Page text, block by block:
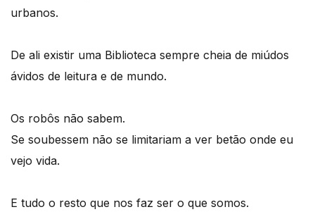
urbanos.
De ali existir uma Biblioteca sempre cheia de miúdos
ávidos de leitura e de mundo.
Os robôs não sabem.
Se soubessem não se limitariam a ver betão onde eu
vejo vida.
E tudo o resto que nos faz ser o que somos.